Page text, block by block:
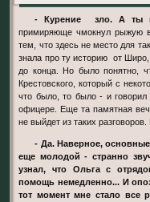
- Курение зло. А ты
примиряюще чмокнул рыжую
тем, что здесь не место для
знала про ту историю от
до конца. Но было понятно,
Крестовского, который с
что было, то было - и
офицере. Еще та памятная
не выйдет из таких
- Да. Наверное, основные события ты знаешь и так. Я тогда был
еще молодой - странно
узнал, что Ольга с
помощь немедленно... И
тот момент мне стало все